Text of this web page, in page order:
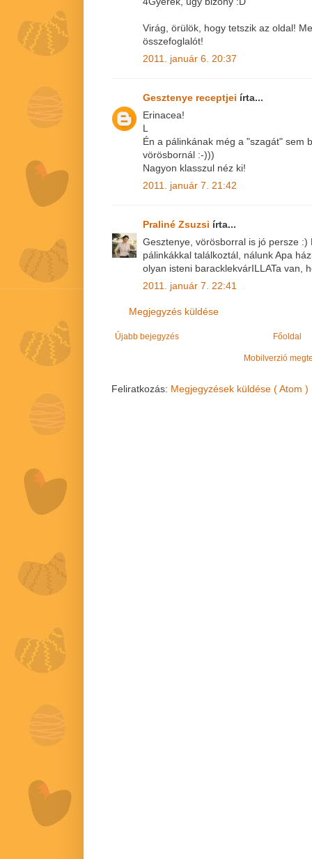
Virág, örülök, hogy tetszik az oldal!
összefoglalót!
2011. január 6. 20:37
Gesztenye receptjei írta...
Erinacea!
L
Én a pálinkának még a "szagát" sem
vörösbornál :-)))
Nagyon klasszul néz ki!
2011. január 7. 21:42
Praliné Zsuzsi írta...
Gesztenye, vörösborral is jó persze
pálinkákkal találkoztál, nálunk Apa
olyan isteni baracklekvárILLATa van,
2011. január 7. 22:41
Megjegyzés küldése
Újabb bejegyzés Főoldal
Mobilverzió
Feliratkozás: Megjegyzések küldése ( Atom )